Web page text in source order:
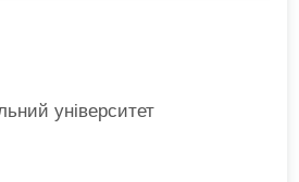
університет